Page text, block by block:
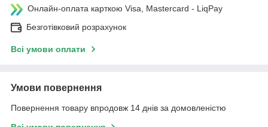
Онлайн-оплата карткою Visa, Mastercard - LiqPay
Безготівковий розрахунок
Всі умови оплати
Умови повернення
Повернення товару впродовж 14 днів за домовленістю